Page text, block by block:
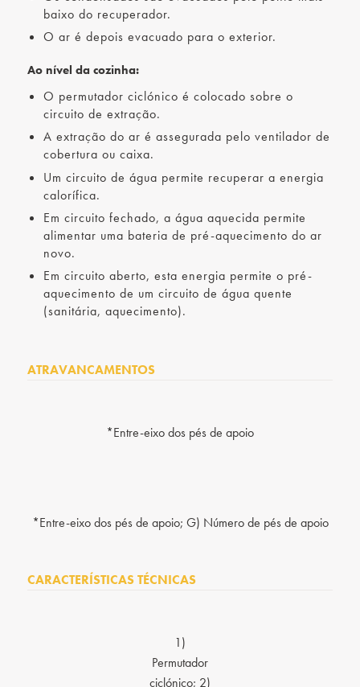
baixo do recuperador.
O ar é depois evacuado para o exterior.
Ao nível da cozinha:
O permutador ciclónico é colocado sobre o
circuito de extração.
A extração do ar é assegurada pelo ventilador de
cobertura ou caixa.
Um circuito de água permite recuperar a energia
calorífica.
Em circuito fechado, a água aquecida permite
alimentar uma bateria de pré-aquecimento do ar
novo.
Em circuito aberto, esta energia permite o pré-
aquecimento de um circuito de água quente
(sanitária, aquecimento).
ATRAVANCAMENTOS
*Entre-eixo dos pés de apoio
*Entre-eixo dos pés de apoio; G) Número de pés de apoio
CARACTERÍSTICAS TÉCNICAS
1)
Permutador
ciclónico; 2)